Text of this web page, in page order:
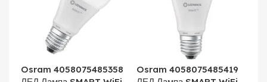
Osram 4058075485358
Osram 4058075485419